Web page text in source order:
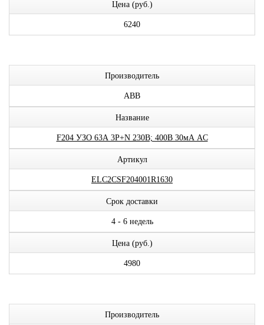
Цена (руб.)
6240
Производитель
ABB
Название
F204 УЗО 63А 3P+N 230В; 400В 30мА AC
Артикул
ELC2CSF204001R1630
Срок доставки
4 - 6 недель
Цена (руб.)
4980
Производитель